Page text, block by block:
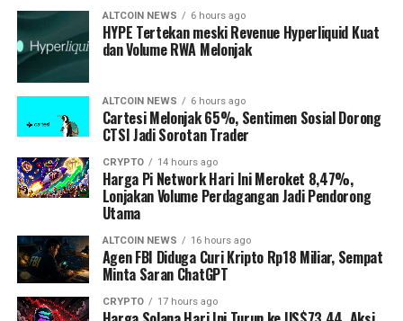
ALTCOIN NEWS 6 hours ago
HYPE Tertekan meski Revenue Hyperliquid Kuat
dan Volume RWA Melonjak
ALTCOIN NEWS 6 hours ago
Cartesi Melonjak 65%, Sentimen Sosial Dorong
CTSI Jadi Sorotan Trader
CRYPTO 14 hours ago
Harga Pi Network Hari Ini Meroket 8,47%,
Lonjakan Volume Perdagangan Jadi Pendorong
Utama
ALTCOIN NEWS 16 hours ago
Agen FBI Diduga Curi Kripto Rp18 Miliar, Sempat
Minta Saran ChatGPT
CRYPTO 17 hours ago